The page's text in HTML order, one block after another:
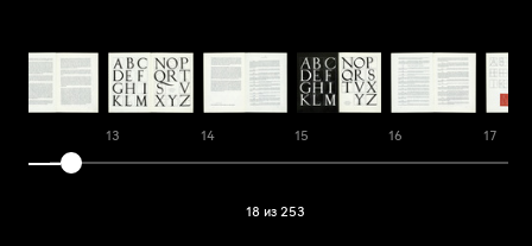
13 14 15 16 17
18 из 253